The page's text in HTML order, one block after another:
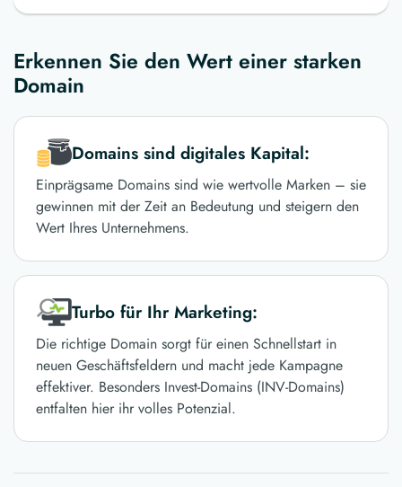
Erkennen Sie den Wert einer starken
Domain
Domains sind digitales Kapital:
Einprägsame Domains sind wie wertvolle Marken – sie
gewinnen mit der Zeit an Bedeutung und steigern den
Wert Ihres Unternehmens.
Turbo für Ihr Marketing:
Die richtige Domain sorgt für einen Schnellstart in
neuen Geschäftsfeldern und macht jede Kampagne
effektiver. Besonders Invest-Domains (INV-Domains)
entfalten hier ihr volles Potenzial.